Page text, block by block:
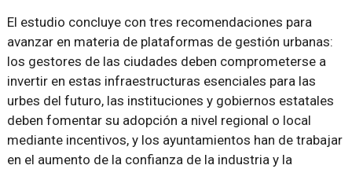
El estudio concluye con tres recomendaciones para
avanzar en materia de plataformas de gestión urbanas:
los gestores de las ciudades deben comprometerse a
invertir en estas infraestructuras esenciales para las
urbes del futuro, las instituciones y gobiernos estatales
deben fomentar su adopción a nivel regional o local
mediante incentivos, y los ayuntamientos han de trabajar
en el aumento de la confianza de la industria y la